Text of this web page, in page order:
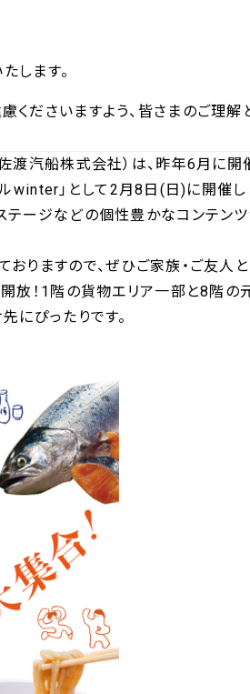
たします。
ださいますよう、皆さまのご理解
渡汽船株式会社）は、昨年6月に
winter」として2月8日(日)に開催し
ージなどの個性豊かなコンテンツ
りますので、ぜひご家族・ご友人と
放！1階の貨物エリア一部と8階の
にぴったりです。